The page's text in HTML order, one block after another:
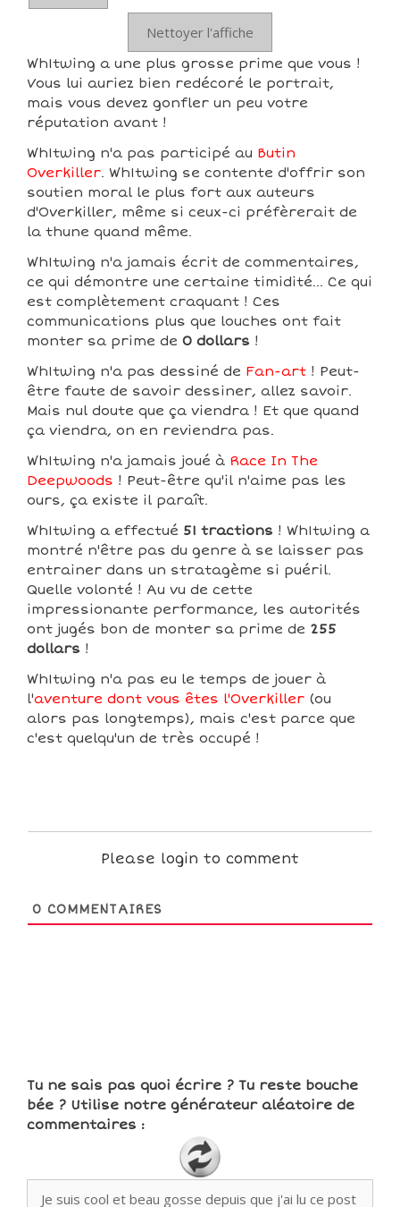
Nettoyer l'affiche
Wh1twing a une plus grosse prime que vous !
Vous lui auriez bien redécoré le portrait,
mais vous devez gonfler un peu votre
réputation avant !
Wh1twing n'a pas participé au Butin
Overkiller. Wh1twing se contente d'offrir son
soutien moral le plus fort aux auteurs
d'Overkiller, même si ceux-ci préfèrerait de
la thune quand même.
Wh1twing n'a jamais écrit de commentaires,
ce qui démontre une certaine timidité... Ce qui
est complètement craquant ! Ces
communications plus que louches ont fait
monter sa prime de 0 dollars !
Wh1twing n'a pas dessiné de Fan-art ! Peut-
être faute de savoir dessiner, allez savoir.
Mais nul doute que ça viendra ! Et que quand
ça viendra, on en reviendra pas.
Wh1twing n'a jamais joué à Race In The
Deepwoods ! Peut-être qu'il n'aime pas les
ours, ça existe il paraît.
Wh1twing a effectué 51 tractions ! Wh1twing a
montré n'être pas du genre à se laisser pas
entrainer dans un stratagème si puéril.
Quelle volonté ! Au vu de cette
impressionante performance, les autorités
ont jugés bon de monter sa prime de 255
dollars !
Wh1twing n'a pas eu le temps de jouer à
l'aventure dont vous êtes l'Overkiller (ou
alors pas longtemps), mais c'est parce que
c'est quelqu'un de très occupé !
Please login to comment
0 COMMENTAIRES
Tu ne sais pas quoi écrire ? Tu reste bouche
bée ? Utilise notre générateur aléatoire de
commentaires :